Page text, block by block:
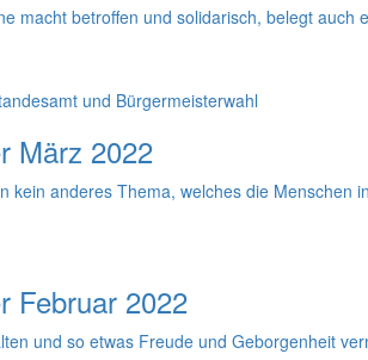
macht betroffen und solidarisch, belegt
und Bürgermeisterwahl
März 2022
kein anderes Thema, welches die
Februar 2022
und so etwas Freude und Geborgenheit